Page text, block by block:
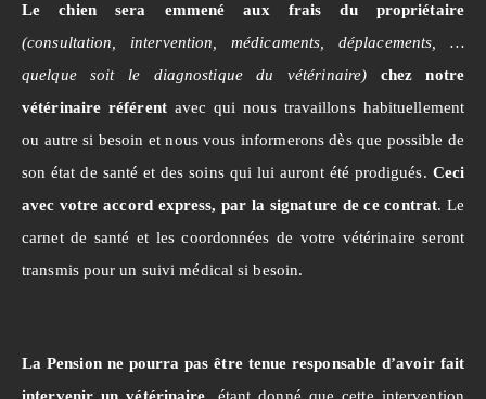
Le chien sera emmené aux frais du propriétaire
(consultation, intervention, médicaments, déplacements, …
quelque soit le diagnostique du vétérinaire) chez notre
vétérinaire référentavec qui nous travaillons habituellement
ou autre si besoin et nous vous informerons dès que possible de
son état de santé et des soins qui lui auront été prodigués. Ceci
avec votre accord express, par la signature de ce contrat. Le
carnet de santé et les coordonnées de votre vétérinaire seront
transmis pour un suivi médical si besoin.
La Pension ne pourra pas être tenue responsable d’avoir fait